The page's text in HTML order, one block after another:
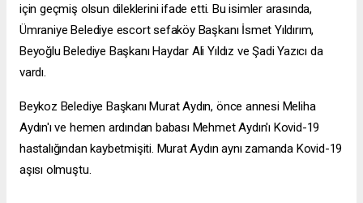
için geçmiş olsun dileklerini ifade etti. Bu isimler arasında,
Ümraniye Belediye escort sefaköyBaşkanı İsmet Yıldırım,
Beyoğlu Belediye Başkanı Haydar Ali Yıldız ve Şadi Yazıcı da
vardı.
Beykoz Belediye Başkanı Murat Aydın, önce annesi Meliha
Aydın'ı ve hemen ardından babası Mehmet Aydın'ı Kovid-19
hastalığından kaybetmişiti. Murat Aydın aynı zamanda Kovid-19
aşısı olmuştu.